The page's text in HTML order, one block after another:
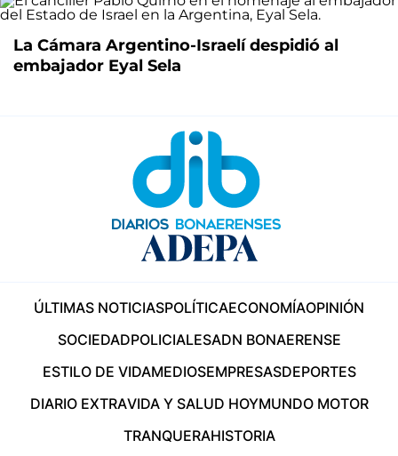
La Cámara Argentino-Israelí despidió al
embajador Eyal Sela
ÚLTIMAS NOTICIASPOLÍTICAECONOMÍAOPINIÓN
SOCIEDADPOLICIALESADN BONAERENSE
ESTILO DE VIDAMEDIOSEMPRESASDEPORTES
DIARIO EXTRAVIDA Y SALUD HOYMUNDO MOTOR
TRANQUERAHISTORIA